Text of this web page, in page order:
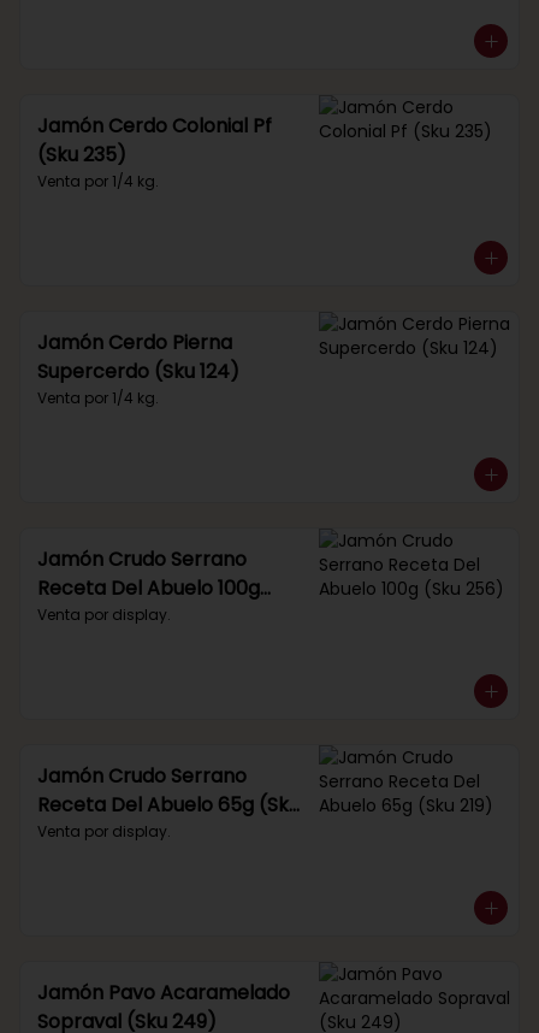
Jamón Cerdo Colonial Pf
(Sku 235)
Venta por 1/4 kg.
Jamón Cerdo Pierna
Supercerdo (Sku 124)
Venta por 1/4 kg.
Jamón Crudo Serrano
Receta Del Abuelo 100g
(Sku 256)
Venta por display.
Jamón Crudo Serrano
Receta Del Abuelo 65g (Sku
219)
Venta por display.
Jamón Pavo Acaramelado
Sopraval (Sku 249)